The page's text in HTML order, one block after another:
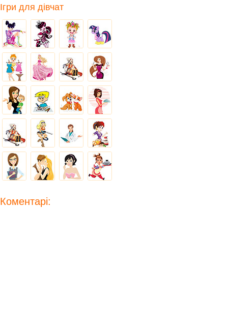
Ігри для дівчат
Коментарі: